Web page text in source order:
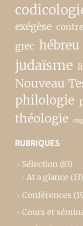
exégèse
grec hébreu
judaïsme
Nouveau
philologie
théologie
RUBRIQUES
Sélection (83)
At a glance (13)
Conférences
Cours et